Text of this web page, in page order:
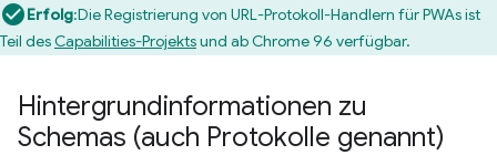
Erfolg:Die Registrierung von URL-Protokoll-Handlern für PWAs ist
Teil desCapabilities-Projektsund ab Chrome 96 verfügbar.
Hintergrundinformationen zu
Schemas (auch Protokolle genannt)